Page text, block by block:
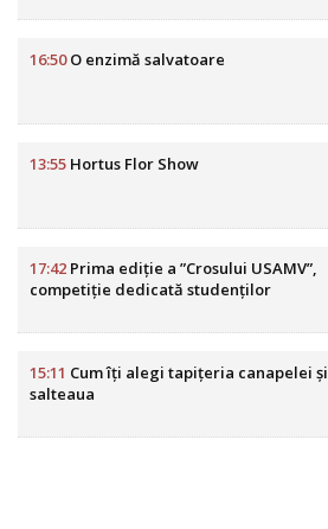
16:50O enzimă salvatoare
13:55 Hortus Flor Show
17:42 Prima ediție a ”Crosului USAMV”,
competiție dedicată studenților
15:11 Cum îți alegi tapițeria canapelei și
salteaua